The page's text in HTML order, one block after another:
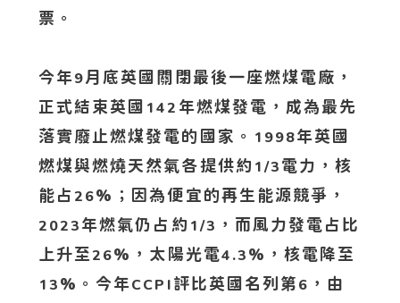
票。
今年9月底英國關閉最後一座燃煤電廠，
正式結束英國 142 年燃煤發電，成為最先
落實廢止燃煤發電的國家。 1998年英國
燃煤與燃燒天然氣各提供約 1/3 電力，核
能占26%；因為便宜的再生能源競爭，
2023 年燃氣仍占約 1/3 ，而風力發電占比
上升至26%，太陽光電4.3 %，核電降至
13 %。今年CCPI 評比英國名列第 6 ，由